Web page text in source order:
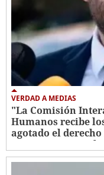
VERDAD A MEDIAS
"La Comisión
Humanos recibe
agotado el
estos casos no se